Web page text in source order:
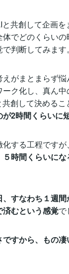
共創して企画
でどのくらいの
判断してみます。
えがまとまらず
ーク化し、真ん
創して決めるこ
2時間くらいに
する工程ですが、
５時間くらいに
、すなわち１週間
済むという感覚で
ですから、もの